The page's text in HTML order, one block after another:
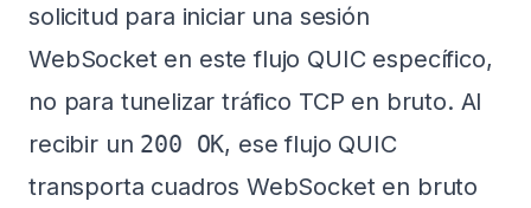
solicitud para iniciar una sesión
WebSocket en este flujo QUIC específico,
no para tunelizar tráfico TCP en bruto. Al
recibir un 200 OK, ese flujo QUIC
transporta cuadros WebSocket en bruto